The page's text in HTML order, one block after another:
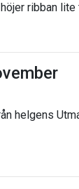
ribban
helgens